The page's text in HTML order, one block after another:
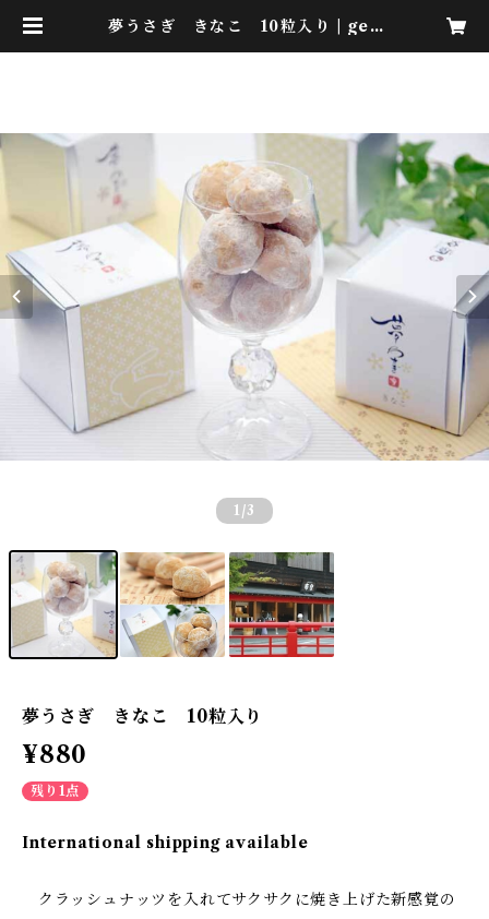
夢うさぎ きなこ 10粒入り | gen
1 /3
夢うさぎ きなこ 10粒入り
¥880
残り1点
International shipping available
クラッシュナッツを入れてサクサクに焼き上げた新感覚の